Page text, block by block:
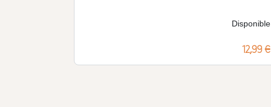
Disponible
Prix
12,99 €